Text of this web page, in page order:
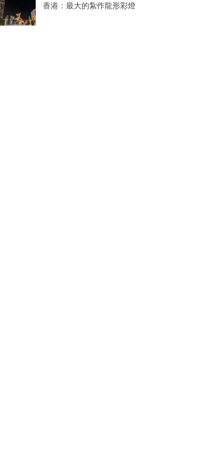
香港：最大的紮作龍形彩燈